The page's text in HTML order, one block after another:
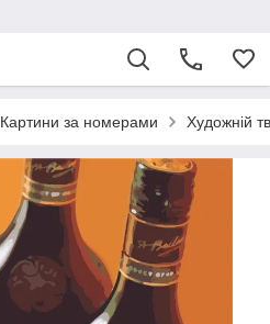
Картини за номерами Художній